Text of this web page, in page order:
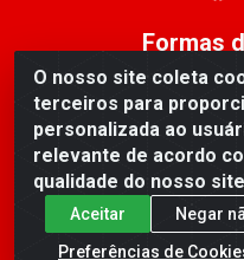
O nosso site coleta
terceiros para
personalizada ao
relevante de acordo
qualidade do nosso
Aceitar
Negar
Preferências de
Formas
Ricopeças Comércio de
Alicio Francisco Mafra, 968
86.191-390 -